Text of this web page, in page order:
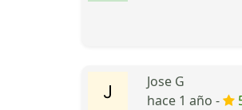
Jose G
hace 1 año -